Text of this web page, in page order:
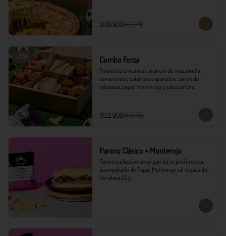
$109.900$137.718
-17% Combo Forza
Polpettes crocantes, arancini de mozzarella,
camarones y calamares apanados, panini de
milanesa, papas monterojo y salsa tártara.
$122.900$148.718
Panino Clásico + Monterojo
Panino a elección en el pan de tu preferencia,
acompañado de Papas Monterojo sal rosada del
Himalaya 25 g.